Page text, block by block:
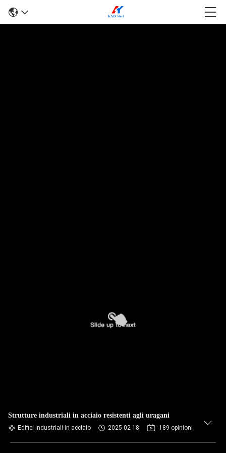
Strutture industriali in acciaio resistenti agli uragani
Edifici industriali in acciaio 2025-02-18 189 opinioni